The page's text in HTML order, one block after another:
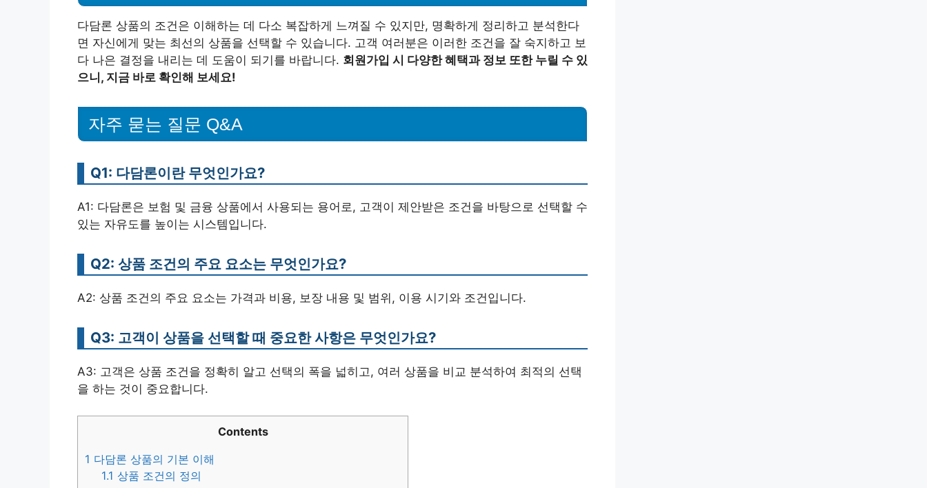
다담론 상품의 조건은 이해하는 데 다소 복잡하게 느껴질 수 있지만, 명확하게 정리하고 분석한다
면 자신에게 맞는 최선의 상품을 선택할 수 있습니다. 고객 여러분은 이러한 조건을 잘 숙지하고 보
다 나은 결정을 내리는 데 도움이 되기를 바랍니다. 회원가입 시 다양한 혜택과 정보 또한 누릴 수 있
으니, 지금 바로 확인해 보세요!
자주 묻는 질문 Q&A
Q1: 다담론이란 무엇인가요?
A1: 다담론은 보험 및 금융 상품에서 사용되는 용어로, 고객이 제안받은 조건을 바탕으로 선택할 수
있는 자유도를 높이는 시스템입니다.
Q2: 상품 조건의 주요 요소는 무엇인가요?
A2: 상품 조건의 주요 요소는 가격과 비용, 보장 내용 및 범위, 이용 시기와 조건입니다.
Q3: 고객이 상품을 선택할 때 중요한 사항은 무엇인가요?
A3: 고객은 상품 조건을 정확히 알고 선택의 폭을 넓히고, 여러 상품을 비교 분석하여 최적의 선택
을 하는 것이 중요합니다.
Contents
1 다담론 상품의 기본 이해
1.1 상품 조건의 정의